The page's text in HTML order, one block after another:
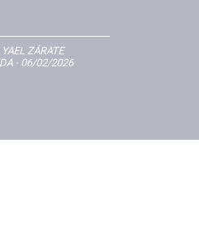
YAEL ZÁRATE
- 06/02/2026